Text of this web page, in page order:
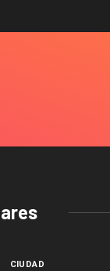
CIUDAD